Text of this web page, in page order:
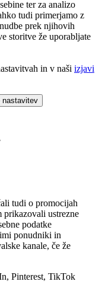
ter za analizo
tudi primerjamo z
prek njihovih
storitve že uporabljate
in v naši izjavi
nastavitev
tudi o promocijah
prikazovali ustrezne
podatke
ponudniki in
kanale, če že
Pinterest, TikTok